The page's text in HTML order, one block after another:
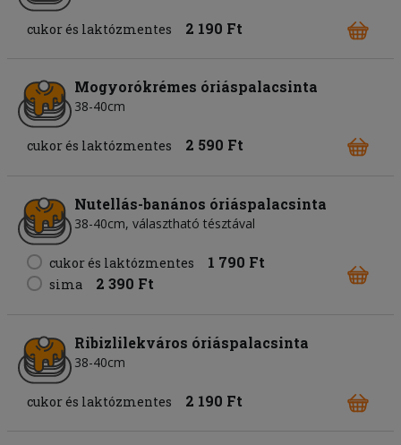
cukor és laktózmentes 2 190 Ft
Mogyorókrémes óriáspalacsinta
38-40cm
cukor és laktózmentes 2 590 Ft
Nutellás-banános óriáspalacsinta
38-40cm, választható tésztával
cukor és laktózmentes 1 790 Ft
sima 2 390 Ft
Ribizlilekváros óriáspalacsinta
38-40cm
cukor és laktózmentes 2 190 Ft